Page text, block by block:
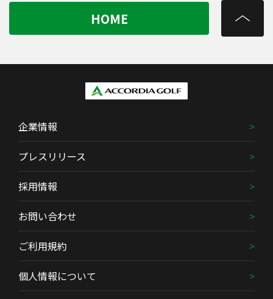
HOME
企業情報
プレスリリース
採用情報
お問い合わせ
ご利用規約
個人情報について